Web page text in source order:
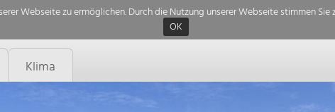
Webseite zu ermöglichen. Durch die Nutzung unserer Webseite stimmen
OK
Klima